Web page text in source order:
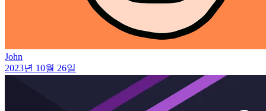
John
2023년 10월 26일